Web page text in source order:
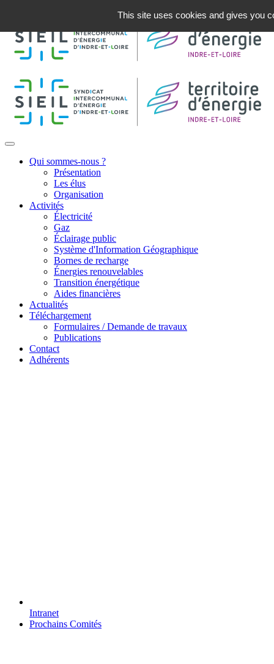
Qui sommes-nous ?
Présentation
Les élus
Organisation
Activités
Électricité
Gaz
Éclairage public
Système d'Information Géographique
Bornes de recharge
Énergies renouvelables
Transition énergétique
Aides financières
Actualités
Téléchargement
Formulaires / Demande de travaux
Publications
Contact
Adhérents
Intranet
Prochains Comités
This site uses cookies and gives you